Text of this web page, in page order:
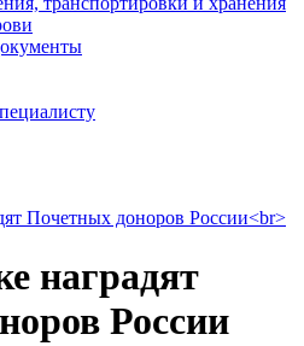
Почетных доноров России<br>
наградят
России